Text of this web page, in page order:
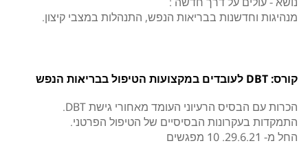
מנהיגות וחדשנות בבריאות הנפש, התנהלות במצבי קיצון.
קורס: DBT לעובדים במקצועות הטיפול בבריאות הנפש
הכרות עם הבסיס הרעיוני העומד מאחורי גישת DBT.
התמקדות בעקרונות הבסיסיים של הטיפול הפרטני.
החל מ- 29.6.21. 10 מפגשים